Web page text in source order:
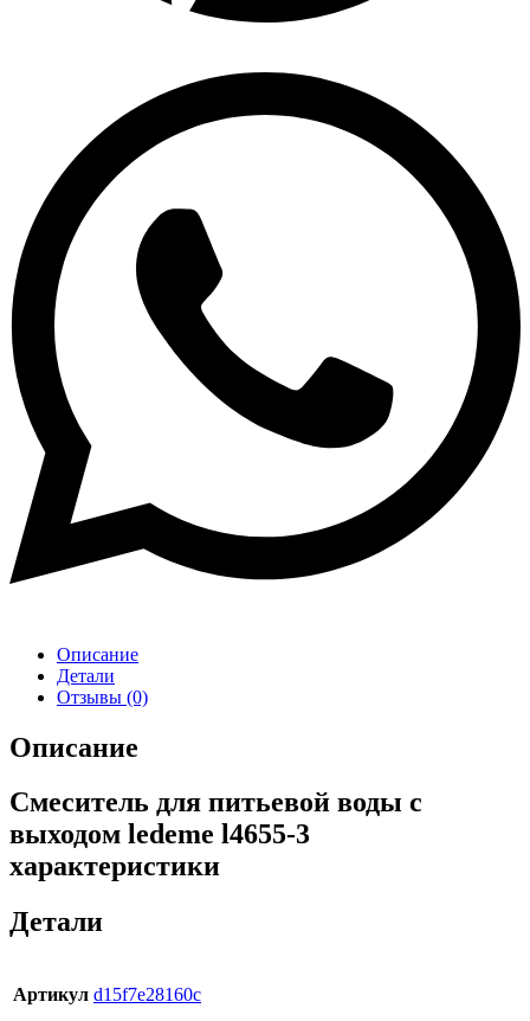
Описание
Детали
Отзывы (0)
Описание
Смеситель для питьевой воды с
выходом ledeme l4655-3
характеристики
Детали
Артикул d15f7e28160c